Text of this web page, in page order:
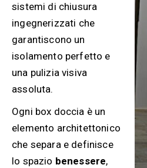
sistemi di chiusura
ingegnerizzati che
garantiscono un
isolamento perfetto e
una pulizia visiva
assoluta.
Ogni box doccia è un
elemento architettonico
che separa e definisce
lo spazio benessere,